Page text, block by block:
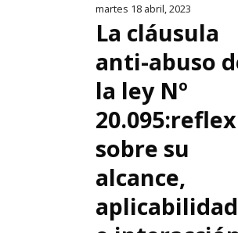
martes 18 abril, 2023
La cláusula
anti-abuso
la ley Nº
sobre su
alcance,
aplicabilidad